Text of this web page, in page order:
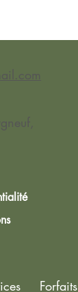
Forfaits